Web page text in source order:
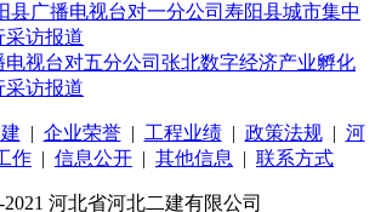
县广播电视台对一分公司寿阳县城市集中
采访报道
电视台对五分公司张北数字经济产业孵化
采访报道
| 企业荣誉| 工程业绩| 政策法规| 河
作 | 信息公开 | 其他信息 | 联系方式
河北省河北二建有限公司